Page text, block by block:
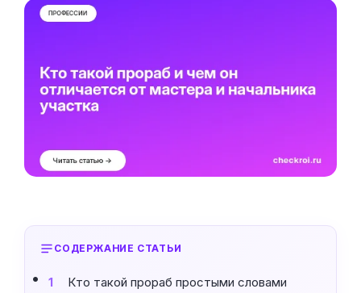
СОДЕРЖАНИЕ СТАТЬИ
1 Кто такой прораб простыми словами